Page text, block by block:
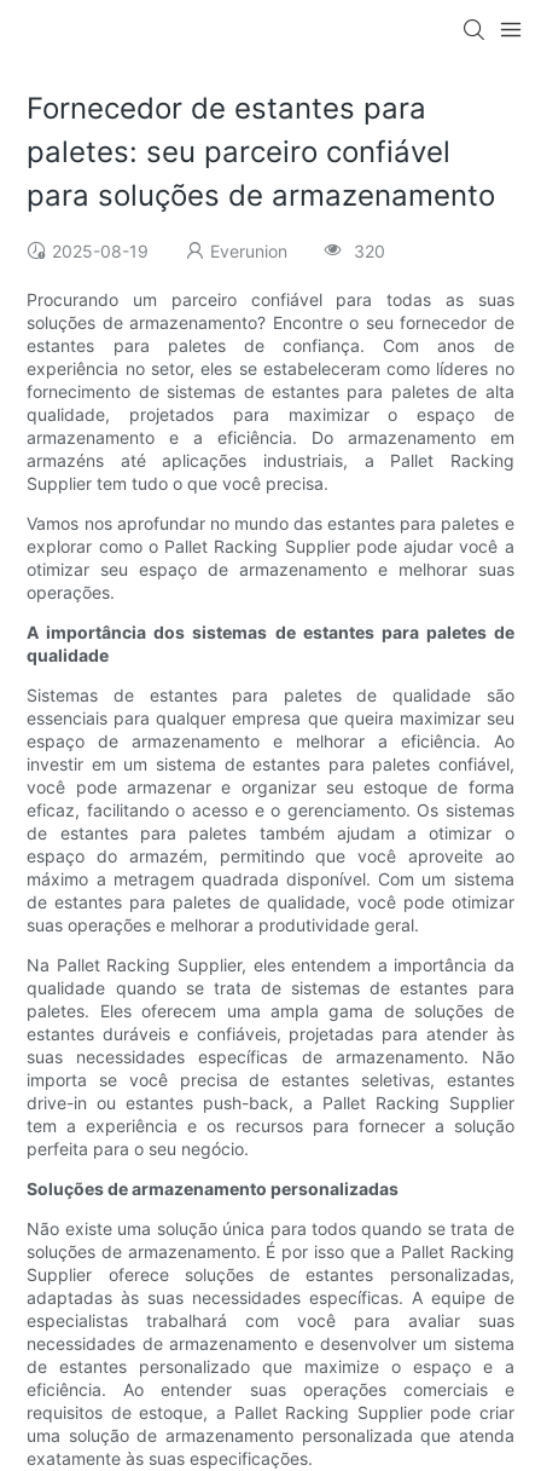
Fornecedor de estantes para
paletes: seu parceiro confiável
para soluções de armazenamento
2025-08-19 Everunion 320
Procurando um parceiro confiável para todas as suas
soluções de armazenamento? Encontre o seu fornecedor de
estantes para paletes de confiança. Com anos de
experiência no setor, eles se estabeleceram como líderes no
fornecimento de sistemas de estantes para paletes de alta
qualidade, projetados para maximizar o espaço de
armazenamento e a eficiência. Do armazenamento em
armazéns até aplicações industriais, a Pallet Racking
Supplier tem tudo o que você precisa.
Vamos nos aprofundar no mundo das estantes para paletes e
explorar como o Pallet Racking Supplier pode ajudar você a
otimizar seu espaço de armazenamento e melhorar suas
operações.
A importância dos sistemas de estantes para paletes de
qualidade
Sistemas de estantes para paletes de qualidade são
essenciais para qualquer empresa que queira maximizar seu
espaço de armazenamento e melhorar a eficiência. Ao
investir em um sistema de estantes para paletes confiável,
você pode armazenar e organizar seu estoque de forma
eficaz, facilitando o acesso e o gerenciamento. Os sistemas
de estantes para paletes também ajudam a otimizar o
espaço do armazém, permitindo que você aproveite ao
máximo a metragem quadrada disponível. Com um sistema
de estantes para paletes de qualidade, você pode otimizar
suas operações e melhorar a produtividade geral.
Na Pallet Racking Supplier, eles entendem a importância da
qualidade quando se trata de sistemas de estantes para
paletes. Eles oferecem uma ampla gama de soluções de
estantes duráveis e confiáveis, projetadas para atender às
suas necessidades específicas de armazenamento. Não
importa se você precisa de estantes seletivas, estantes
drive-in ou estantes push-back, a Pallet Racking Supplier
tem a experiência e os recursos para fornecer a solução
perfeita para o seu negócio.
Soluções de armazenamento personalizadas
Não existe uma solução única para todos quando se trata de
soluções de armazenamento. É por isso que a Pallet Racking
Supplier oferece soluções de estantes personalizadas,
adaptadas às suas necessidades específicas. A equipe de
especialistas trabalhará com você para avaliar suas
necessidades de armazenamento e desenvolver um sistema
de estantes personalizado que maximize o espaço e a
eficiência. Ao entender suas operações comerciais e
requisitos de estoque, a Pallet Racking Supplier pode criar
uma solução de armazenamento personalizada que atenda
exatamente às suas especificações.